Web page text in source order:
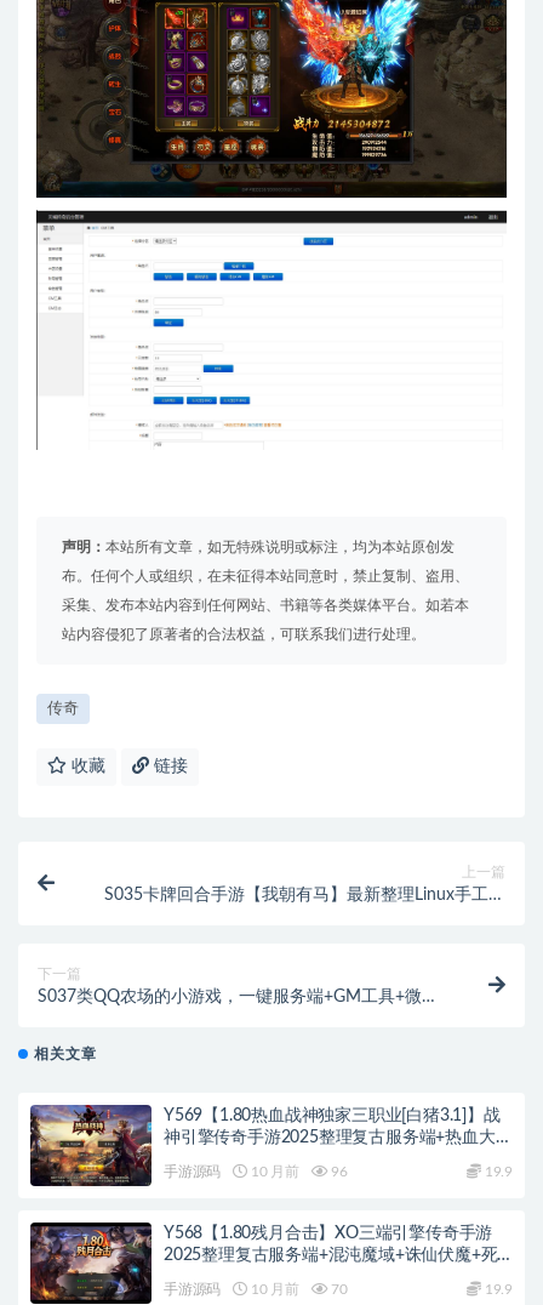
声明： 本站所有文章，如无特殊说明或标注，均为本站原创发
布。任何个人或组织，在未征得本站同意时，禁止复制、盗用、
采集、发布本站内容到任何网站、书籍等各类媒体平台。如若本
站内容侵犯了原著者的合法权益，可联系我们进行处理。
传奇
收藏 链接
上一篇
S035卡牌回合手游【我朝有马】最新整理Linux手工服
下一篇
S037类QQ农场的小游戏，一键服务端+GM工具+微端
相关文章
Y569【1.80热血战神独家三职业[白猪3.1]】战
神引擎传奇手游2025整理复古服务端+热血大陆
手游源码 10 月前 96 19.9
Y568【1.80残月合击】XO三端引擎传奇手游
2025整理复古服务端+混沌魔域+诛仙伏魔+死
手游源码 10 月前 70 19.9